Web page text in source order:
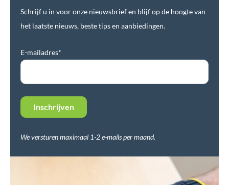
Schrijf u in voor onze nieuwsbrief en blijf op de hoogte van
het laatste nieuws, beste tips en aanbiedingen.
E-mailadres*
We versturen maximaal 1-2 e-mails per maand.